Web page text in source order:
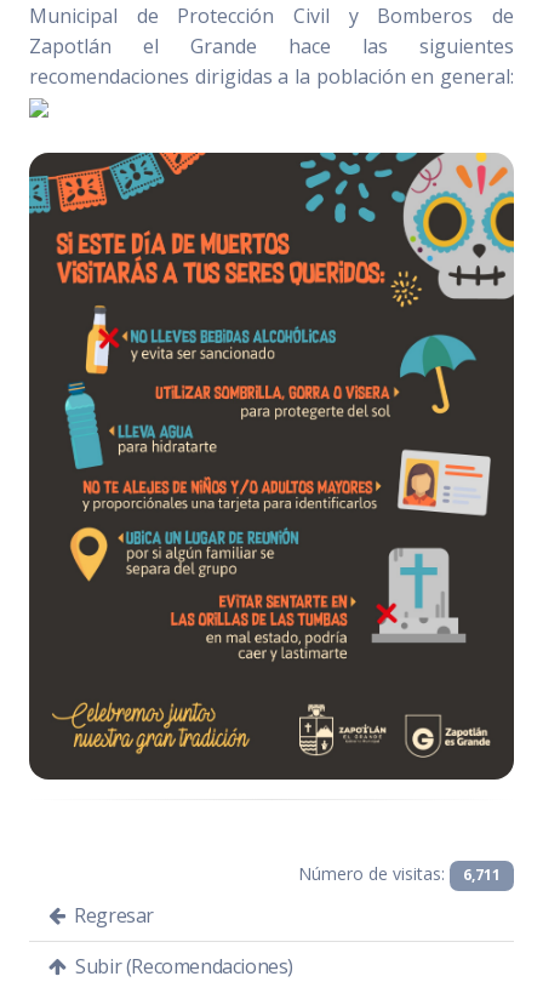
Municipal de Protección Civil y Bomberos de
Zapotlán el Grande hace las siguientes
recomendaciones dirigidas a la población en general:
Número de visitas: 6,711
Regresar
Subir (Recomendaciones)